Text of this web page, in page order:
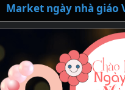
Market ngày nhà giáo